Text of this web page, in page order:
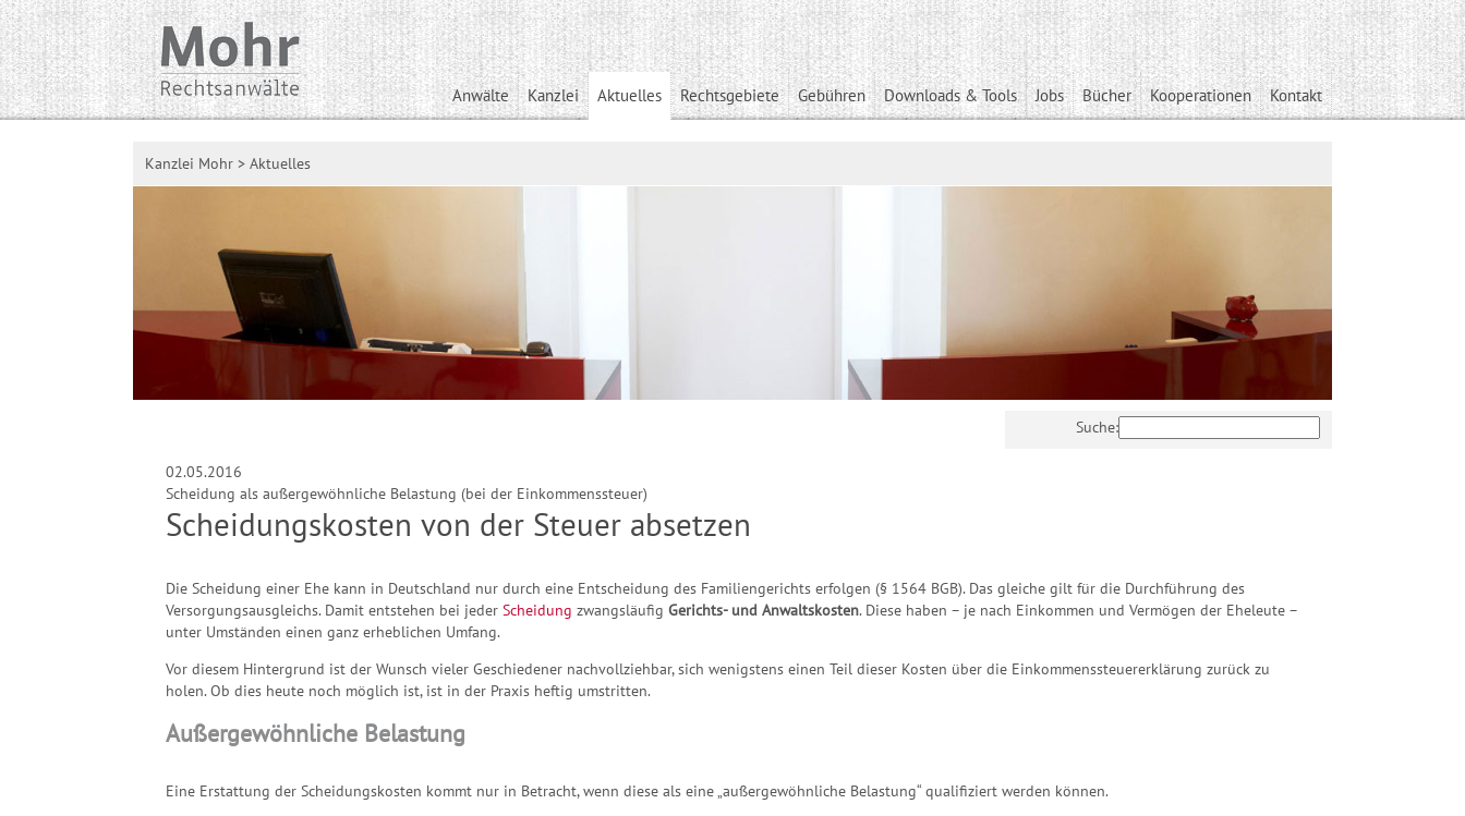
Anwälte Kanzlei Aktuelles Rechtsgebiete Gebühren Downloads & Tools Jobs Bücher Kooperationen Kontakt
Kanzlei Mohr > Aktuelles
Suche:
02.05.2016
Scheidung als außergewöhnliche Belastung (bei der Einkommenssteuer)
Scheidungskosten von der Steuer absetzen
Die Scheidung einer Ehe kann in Deutschland nur durch eine Entscheidung des Familiengerichts erfolgen (§ 1564 BGB). Das gleiche gilt für die Durchführung des
Versorgungsausgleichs. Damit entstehen bei jeder Scheidung zwangsläufig Gerichts- und Anwaltskosten. Diese haben – je nach Einkommen und Vermögen der Eheleute –
unter Umständen einen ganz erheblichen Umfang.
Vor diesem Hintergrund ist der Wunsch vieler Geschiedener nachvollziehbar, sich wenigstens einen Teil dieser Kosten über die Einkommenssteuererklärung zurück zu
holen. Ob dies heute noch möglich ist, ist in der Praxis heftig umstritten.
Außergewöhnliche Belastung
Eine Erstattung der Scheidungskosten kommt nur in Betracht, wenn diese als eine „außergewöhnliche Belastung“ qualifiziert werden können.